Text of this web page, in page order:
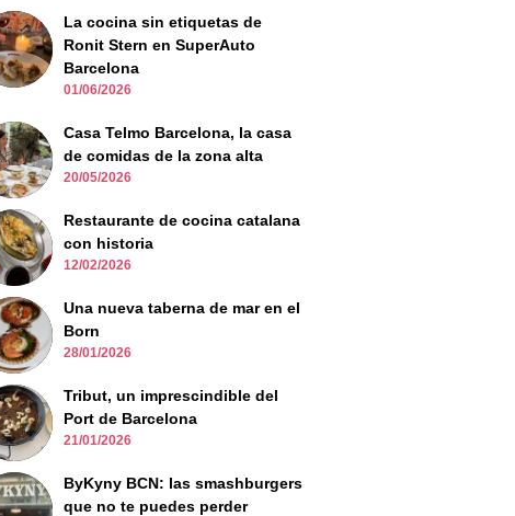
La cocina sin etiquetas de
Ronit Stern en SuperAuto
Barcelona
01/06/2026
Casa Telmo Barcelona, la casa
de comidas de la zona alta
20/05/2026
Restaurante de cocina catalana
con historia
12/02/2026
Una nueva taberna de mar en el
Born
28/01/2026
Tribut, un imprescindible del
Port de Barcelona
21/01/2026
ByKyny BCN: las smashburgers
que no te puedes perder